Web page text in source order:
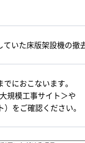
いた床版架設機の撤
におこないます。
規模工事サイト＞や
をご確認ください。